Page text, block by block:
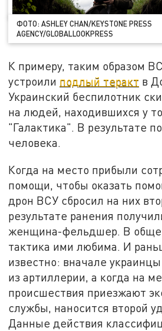
ФОТО: ASHLEY CHAN/KEYSTONE PRESS
AGENCY/GLOBALLOOKPRESS
К примеру, таким образом
устроили подлый теракт в
Украинский беспилотник
на людей, находившихся у
"Галактика". В результате
человека.
Когда на место прибыли
помощи, чтобы оказать
дрон ВСУ сбросил на них
результате ранения
женщина-фельдшер. В
тактика ими любима. И
известно: вначале
из артиллерии, а когда на
происшествия приезжают
службы, наносится второй
Данные действия